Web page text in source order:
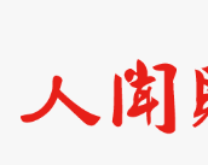
content